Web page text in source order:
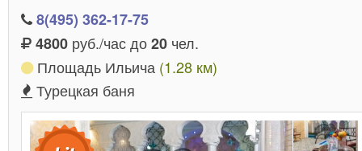
8(495) 362-17-75
4800 руб./час до20 чел.
Площадь Ильича (1.28 км)
Турецкая баня